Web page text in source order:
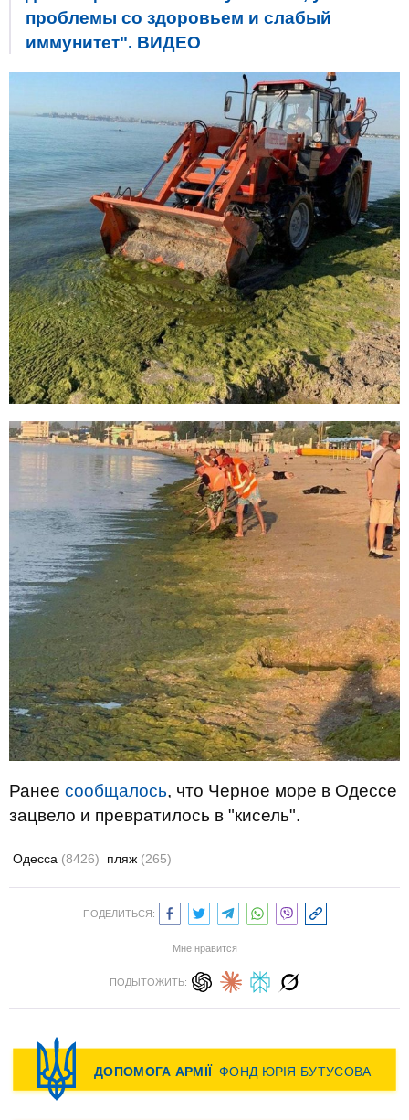
проблемы со здоровьем и слабый
иммунитет". ВИДЕО
Ранее сообщалось, что Черное море в Одессе
зацвело и превратилось в "кисель".
Одесса (8426) пляж (265)
ПОДЕЛИТЬСЯ:
Мне нравится
ПОДЫТОЖИТЬ: